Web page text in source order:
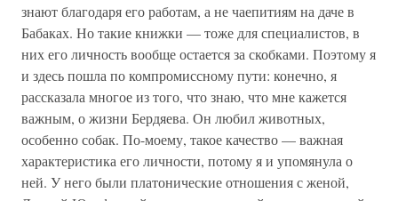
знают благодаря его работам, а не чаепитиям на даче в
Бабаках. Но такие книжки — тоже для специалистов, в
них его личность вообще остается за скобками. Поэтому я
и здесь пошла по компромиссному пути: конечно, я
рассказала многое из того, что знаю, что мне кажется
важным, о жизни Бердяева. Он любил животных,
особенно собак. По-моему, такое качество — важная
характеристика его личности, потому я и упомянула о
ней. У него были платонические отношения с женой,